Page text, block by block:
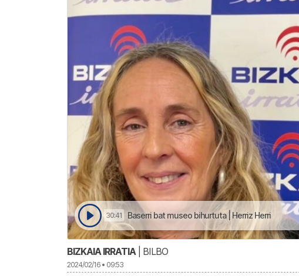
30:41 Baserri bat museo bihurtuta | Herriz Herri
BIZKAIA IRRATIA| BILBO
2024/02/16 • 09:53